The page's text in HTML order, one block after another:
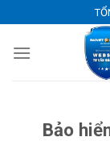
to
content
Bảo